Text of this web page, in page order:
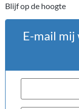
Blijf op de hoogte
E-mail